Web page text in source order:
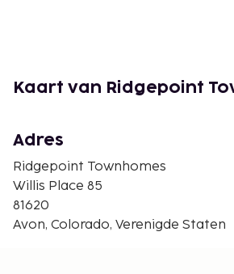
Kaart van Ridgepoint
Adres
Ridgepoint Townhomes
Willis Place 85
81620
Avon, Colorado, Verenigde Staten